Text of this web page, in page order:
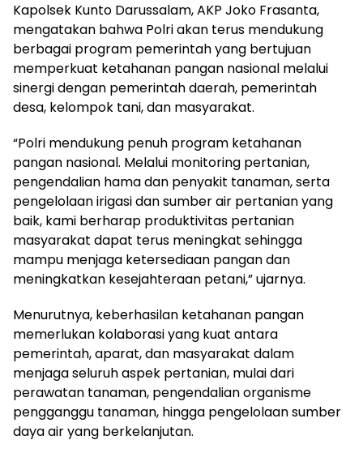
Kapolsek Kunto Darussalam, AKP Joko Frasanta,
mengatakan bahwa Polri akan terus mendukung
berbagai program pemerintah yang bertujuan
memperkuat ketahanan pangan nasional melalui
sinergi dengan pemerintah daerah, pemerintah
desa, kelompok tani, dan masyarakat.
“Polri mendukung penuh program ketahanan
pangan nasional. Melalui monitoring pertanian,
pengendalian hama dan penyakit tanaman, serta
pengelolaan irigasi dan sumber air pertanian yang
baik, kami berharap produktivitas pertanian
masyarakat dapat terus meningkat sehingga
mampu menjaga ketersediaan pangan dan
meningkatkan kesejahteraan petani,” ujarnya.
Menurutnya, keberhasilan ketahanan pangan
memerlukan kolaborasi yang kuat antara
pemerintah, aparat, dan masyarakat dalam
menjaga seluruh aspek pertanian, mulai dari
perawatan tanaman, pengendalian organisme
pengganggu tanaman, hingga pengelolaan sumber
daya air yang berkelanjutan.